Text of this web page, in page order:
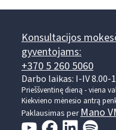
Konsultacijos
gyventojams:
+370 5 260 5060
Darbo laikas: I-IV 8.00-
Prieššventinę dieną - viena
Kiekvieno mėnesio antrą
Paklausimas perMano